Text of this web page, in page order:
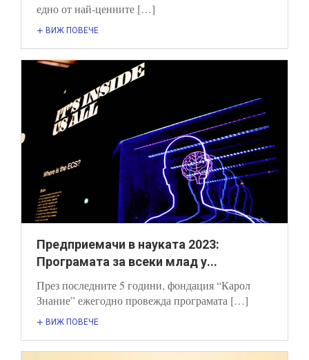
едно от най-ценните […]
ВИЖ ПОВЕЧЕ
Предприемачи в науката 2023:
Програмата за всеки млад у...
През последните 5 години, фондация “Карол
Знание” ежегодно провежда програмата […]
ВИЖ ПОВЕЧЕ